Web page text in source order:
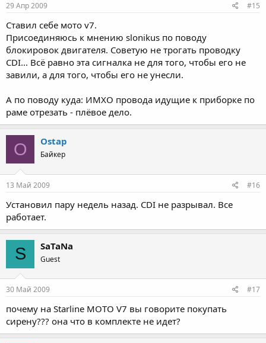
29 Апр 2009 #15
Ставил себе мото v7.
Присоединяюсь к мнению slonikus по поводу
блокировок двигателя. Советую не трогать проводку
CDI... Всё равно эта сигналка не для того, чтобы его не
завили, а для того, чтобы его не унесли.
А по поводу куда: ИМХО провода идущие к приборке по
раме отрезать - плёвое дело.
O Ostap
Байкер
13 Май 2009 #16
Установил пару недель назад. CDI не разрывал. Все
работает.
S SaTaNa
Guest
30 Май 2009 #17
почему на Starline MOTO V7 вы говорите покупать
сирену??? она что в комплекте не идет?